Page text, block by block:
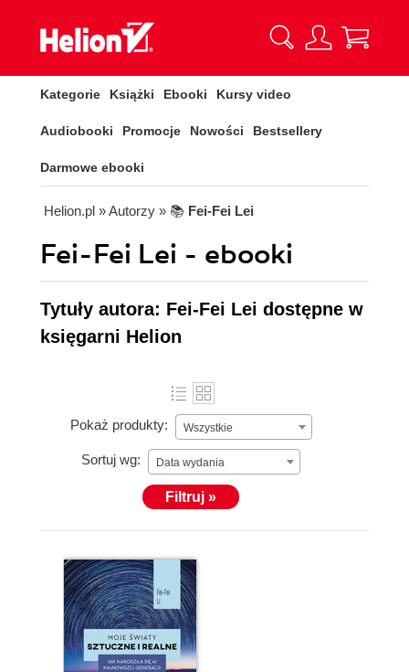
Kategorie Książki Ebooki Kursy video
Audiobooki Promocje Nowości Bestsellery
Darmowe ebooki
Helion.pl » Autorzy » 📚 Fei-Fei Lei
Fei-Fei Lei - ebooki
Tytuły autora: Fei-Fei Lei dostępne w
księgarni Helion
Pokaż produkty: Wszystkie
Sortuj wg: Data wydania
Filtruj »